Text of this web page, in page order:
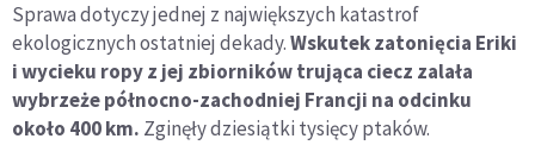
Sprawa dotyczy jednej z największych katastrof
ekologicznych ostatniej dekady.Wskutek zatonięcia Eriki
i wycieku ropy z jej zbiorników trująca ciecz zalała
wybrzeże północno-zachodniej Francji na odcinku
około 400 km. Zginęły dziesiątki tysięcy ptaków.